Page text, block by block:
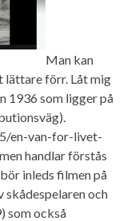
Man kan
förr. Låt mig
1936 som ligger på
en-van-for-livet-
handlar förstås
inleds filmen på
skådespelaren och
som också